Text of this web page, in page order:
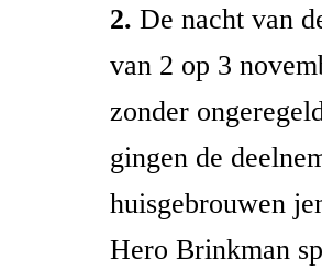
2. De nacht van
van 2 op 3
zonder
gingen de
huisgebrouwen
Hero Brinkman